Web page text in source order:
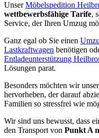
UnserMöbelspedition
wettbewerbsfähige Tarife,
Service, der Ihren Umzug
Ganz egal ob Sie einen
Lastkraftwagen benötigen
Entladeunterstützung
Lösungen parat.
Besonders möchten wir
hervorheben, der darauf
Familien so stressfrei wie
Wir sind uns bewusst, dass
den Transport von Punkt A